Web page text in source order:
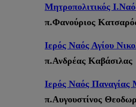
Μητροπολιτικός
π.Φανούριος
Ιερός Ναός Αγίου
π.Ανδρέας Καβάσιλας
Ιερός Ναός Παναγίας
π.Αυγουστίνος